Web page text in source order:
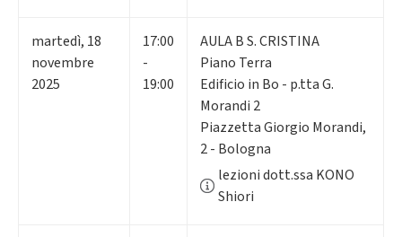
martedì, 18
novembre
2025
17:00
-
19:00
AULA B S. CRISTINA
Piano Terra
Edificio in Bo - p.tta G.
Morandi 2
Piazzetta Giorgio Morandi,
2 - Bologna
lezioni dott.ssa KONO
Shiori